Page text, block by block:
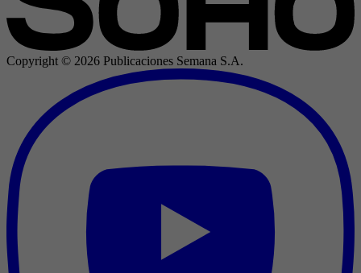
Copyright © 2026 Publicaciones Semana S.A.